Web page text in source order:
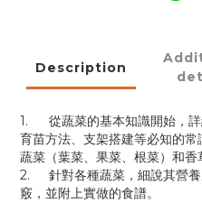
Description
1.
從蔬菜的基本知識開始，
育苗方法、支架搭建等必知的
蔬菜（葉菜、果菜、根菜）和香
2.
針對各種蔬菜，細說其營
竅，並附上實做的食譜。